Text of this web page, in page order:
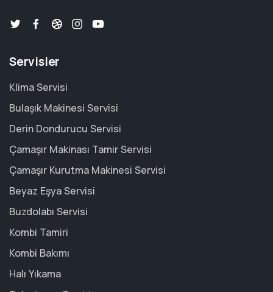
Servisler
Klima Servisi
Bulaşık Makinesi Servisi
Derin Dondurucu Servisi
Çamaşır Makinası Tamir Servisi
Çamaşır Kurutma Makinesi Servisi
Beyaz Eşya Servisi
Buzdolabı Servisi
Kombi Tamiri
Kombi Bakımı
Halı Yıkama